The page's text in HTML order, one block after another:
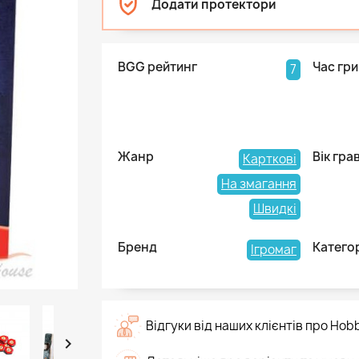

Додати протектори
BGG рейтинг 7 Час гри
Жанр
Карткові
На змагання
Швидкі
Вік
Бренд Ігромаг
Відгуки від наших клієнтів про